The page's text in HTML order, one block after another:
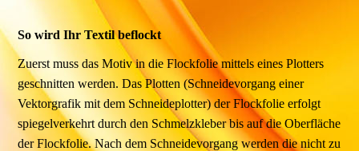
So wird Ihr Textil beflockt
Zuerst muss das Motiv in die Flockfolie mittels eines Plotters
geschnitten werden. Das Plotten (Schneidevorgang einer
Vektorgrafik mit dem Schneideplotter) der Flockfolie erfolgt
spiegelverkehrt durch den Schmelzkleber bis auf die Oberfläche
der Flockfolie. Nach dem Schneidevorgang werden die nicht zu